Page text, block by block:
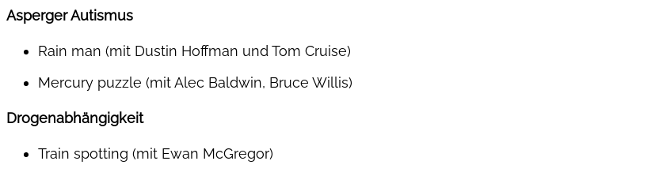
Asperger Autismus
Rain man (mit Dustin Hoffman und Tom Cruise)
Mercury puzzle (mit Alec Baldwin, Bruce Willis)
Drogenabhängigkeit
Train spotting (mit Ewan McGregor)